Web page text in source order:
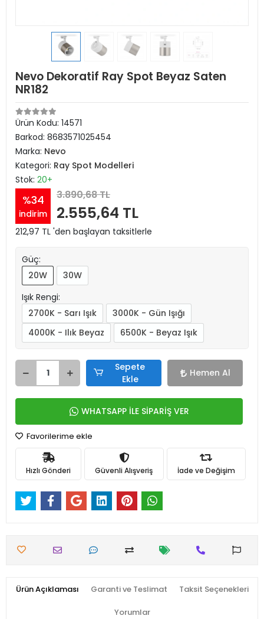
Nevo Dekoratif Ray Spot Beyaz Saten
NR182
Ürün Kodu: 14571
Barkod: 8683571025454
Marka: Nevo
Kategori: Ray Spot Modelleri
Stok: 20+
%34
indirim
3.890,68 TL
2.555,64 TL
212,97 TL 'den başlayan taksitlerle
Güç:
20W
30W
Işık Rengi:
2700K - Sarı Işık
3000K - Gün Işığı
4000K - Ilık Beyaz
6500K - Beyaz Işık
Sepete
Ekle
Hemen Al
WHATSAPP İLE SİPARİŞ VER
Favorilerime ekle
Hızlı Gönderi Güvenli Alışveriş İade ve Değişim
Ürün Açıklaması Garanti ve Teslimat Taksit Seçenekleri
Yorumlar